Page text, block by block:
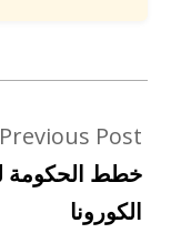
Previous Post:
الكورونا